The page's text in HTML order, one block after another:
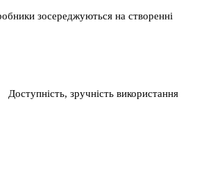
зосереджуються на створенні
Доступність, зручність використання